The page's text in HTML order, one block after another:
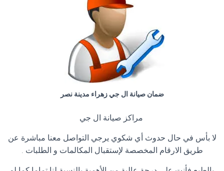
ضمان صيانة ال جي زهراء مدينة نصر
مراكز صيانة ال جي
لا بأس في حال حدوث أي شكوي يرجي التواصل معنا مباشرة عن
طريق الارقام المخصصة لإستقبال المكالمات و الطلبات .